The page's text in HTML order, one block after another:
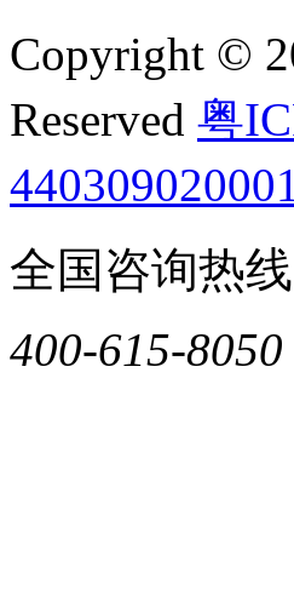
Copyright ©
Reserved 粤
全国咨询热线
400-615-8050